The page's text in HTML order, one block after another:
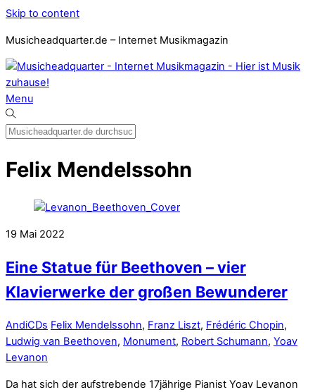
Skip to content
Musicheadquarter.de – Internet Musikmagazin
Menu
Felix Mendelssohn
19 Mai 2022
Eine Statue für Beethoven – vier
Klavierwerke der großen Bewunderer
AndiCDs Felix Mendelssohn, Franz Liszt, Frédéric Chopin,
Ludwig van Beethoven, Monument, Robert Schumann, Yoav
Levanon
Da hat sich der aufstrebende 17jährige Pianist Yoav Levanon